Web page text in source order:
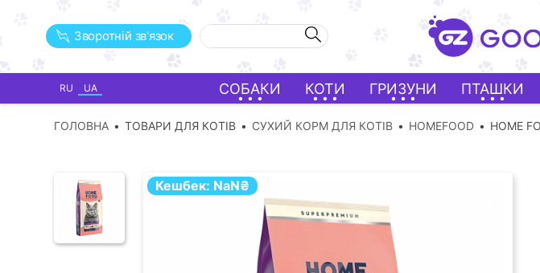
Зворотній зв'язок
RU UA СОБАКИ КОТИ ГРИЗУНИ ПТАШКИ
ГОЛОВНА ТОВАРИ ДЛЯ КОТІВ СУХИЙ КОРМ ДЛЯ КОТІВ HOMEFOOD HOME
Кешбек: NaN₴